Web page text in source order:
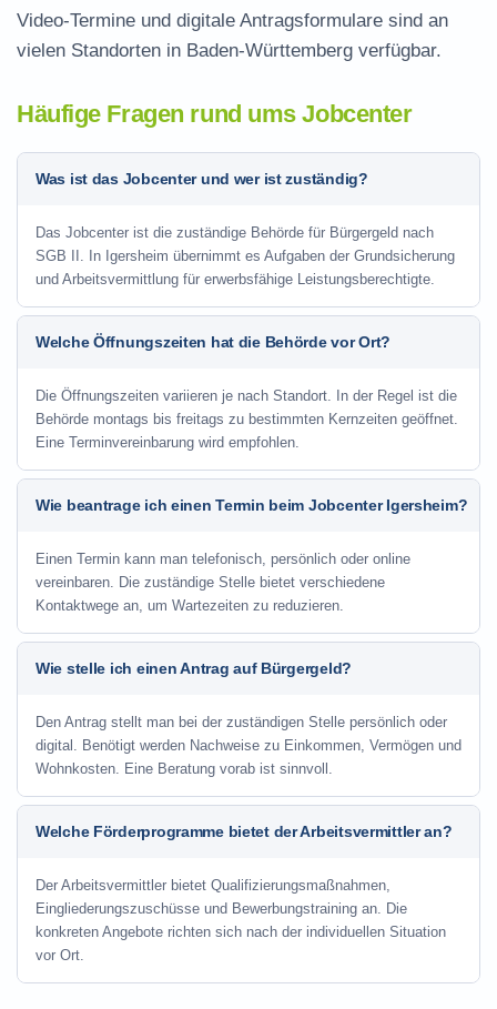
Video-Termine und digitale Antragsformulare sind an
vielen Standorten in Baden-Württemberg verfügbar.
Häufige Fragen rund ums Jobcenter
Was ist das Jobcenter und wer ist zuständig?
Das Jobcenter ist die zuständige Behörde für Bürgergeld nach
SGB II. In Igersheim übernimmt es Aufgaben der Grundsicherung
und Arbeitsvermittlung für erwerbsfähige Leistungsberechtigte.
Welche Öffnungszeiten hat die Behörde vor Ort?
Die Öffnungszeiten variieren je nach Standort. In der Regel ist die
Behörde montags bis freitags zu bestimmten Kernzeiten geöffnet.
Eine Terminvereinbarung wird empfohlen.
Wie beantrage ich einen Termin beim Jobcenter Igersheim?
Einen Termin kann man telefonisch, persönlich oder online
vereinbaren. Die zuständige Stelle bietet verschiedene
Kontaktwege an, um Wartezeiten zu reduzieren.
Wie stelle ich einen Antrag auf Bürgergeld?
Den Antrag stellt man bei der zuständigen Stelle persönlich oder
digital. Benötigt werden Nachweise zu Einkommen, Vermögen und
Wohnkosten. Eine Beratung vorab ist sinnvoll.
Welche Förderprogramme bietet der Arbeitsvermittler an?
Der Arbeitsvermittler bietet Qualifizierungsmaßnahmen,
Eingliederungszuschüsse und Bewerbungstraining an. Die
konkreten Angebote richten sich nach der individuellen Situation
vor Ort.